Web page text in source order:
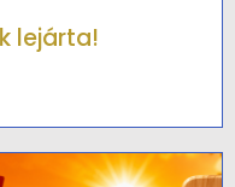
lejárta!